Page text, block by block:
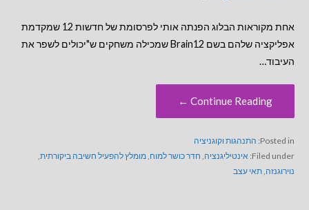
אחת מקוראות הבלוג הפנתה אותי לפרסומת של חדשות 12 שמקדמת
אפליקציה שלהם בשם Brain12 שמכילה משחקים ש"יכולים לשפר את
העיבוד…
Continue Reading ←
Posted in: התנהגות וקוגניציה
Filed under: אינטיליגנציה חדר כושר למוח מומלץ להפעיל חשיבה ביקורתית,
נוירוגנזה תאי עצב